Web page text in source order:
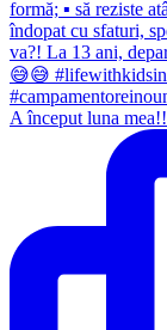
A început luna